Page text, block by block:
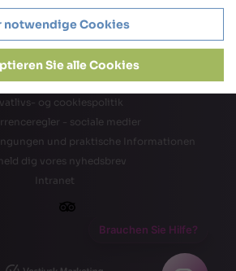
og cookiespolitik
- sociale medier
und praktische Informationen
dig vores nyhedsbrev
Intranet
notwendige Cookies
Sie alle Cookies